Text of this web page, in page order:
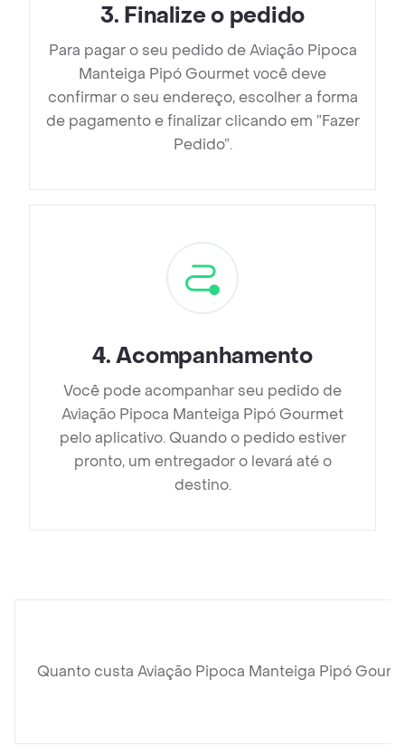
3. Finalize o pedido
Para pagar o seu pedido de Aviação Pipoca
Manteiga Pipó Gourmet você deve
confirmar o seu endereço, escolher a forma
de pagamento e finalizar clicando em ”Fazer
Pedido”.
4.Acompanhamento
Você pode acompanhar seu pedido de
Aviação Pipoca Manteiga Pipó Gourmet
pelo aplicativo. Quando o pedido estiver
pronto, um entregador o levará até o
destino.
Quanto custa Aviação Pipoca Manteiga Pipó